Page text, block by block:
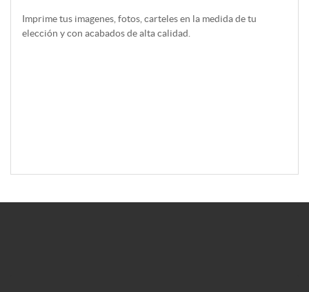
Imprime tus imagenes, fotos, carteles en la medida de tu
elección y con acabados de alta calidad.